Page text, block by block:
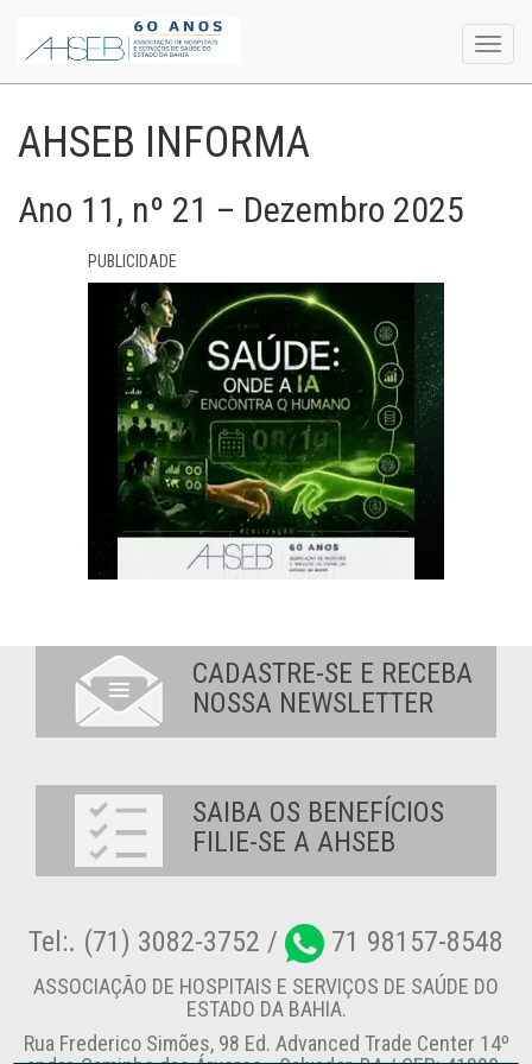
AHSEB INFORMA
Ano 11, nº 21 – Dezembro 2025
PUBLICIDADE
CADASTRE-SE E RECEBA
NOSSA NEWSLETTER
SAIBA OS BENEFÍCIOS
FILIE-SE A AHSEB
Tel:. (71) 3082-3752 / 71 98157-8548
ASSOCIAÇÃO DE HOSPITAIS E SERVIÇOS DE SAÚDE DO
ESTADO DA BAHIA.
Rua Frederico Simões, 98 Ed. Advanced Trade Center 14º